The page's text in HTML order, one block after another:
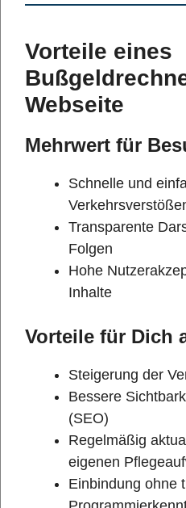
Vorteile eines
Webseite
Mehrwert für
Schnelle und
Transparente
Folgen
Hohe
Inhalte
Vorteile für Dich
Steigerung der
Bessere
(SEO)
Regelmäßig
eigenen
Einbindung ohne